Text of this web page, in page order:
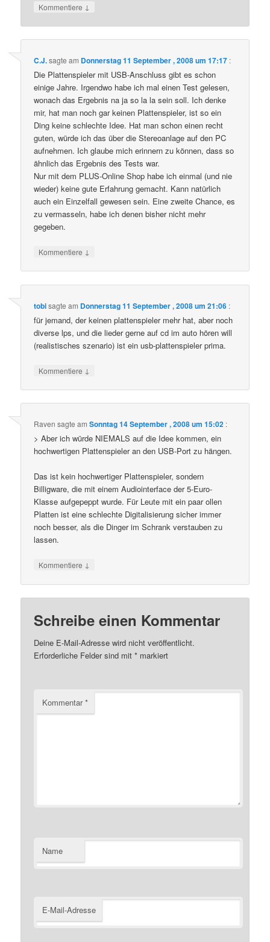
Kommentiere ↓
C.J.sagte am Donnerstag 11 September , 2008 um 17:17 :
Die Plattenspieler mit USB-Anschluss gibt es schon
einige Jahre. Irgendwo habe ich mal einen Test gelesen,
wonach das Ergebnis na ja so la la sein soll. Ich denke
mir, hat man noch gar keinen Plattenspieler, ist so ein
Ding keine schlechte Idee. Hat man schon einen recht
guten, würde ich das über die Stereoanlage auf den PC
aufnehmen. Ich glaube mich erinnern zu können, dass so
ähnlich das Ergebnis des Tests war.
Nur mit dem PLUS-Online Shop habe ich einmal (und nie
wieder) keine gute Erfahrung gemacht. Kann natürlich
auch ein Einzelfall gewesen sein. Eine zweite Chance, es
zu vermasseln, habe ich denen bisher nicht mehr
gegeben.
Kommentiere ↓
tobisagte am Donnerstag 11 September , 2008 um 21:06 :
für jemand, der keinen plattenspieler mehr hat, aber noch
diverse lps, und die lieder gerne auf cd im auto hören will
(realistisches szenario) ist ein usb-plattenspieler prima.
Kommentiere ↓
Raven sagte amSonntag 14 September , 2008 um 15:02 :
> Aber ich würde NIEMALS auf die Idee kommen, ein
hochwertigen Plattenspieler an den USB-Port zu hängen.
Das ist kein hochwertiger Plattenspieler, sondern
Billigware, die mit einem Audiointerface der 5-Euro-
Klasse aufgepeppt wurde. Für Leute mit ein paar ollen
Platten ist eine schlechte Digitalisierung sicher immer
noch besser, als die Dinger im Schrank verstauben zu
lassen.
Kommentiere ↓
Schreibe einen Kommentar
Deine E-Mail-Adresse wird nicht veröffentlicht.
Erforderliche Felder sind mit* markiert
Kommentar*
Name
E-Mail-Adresse